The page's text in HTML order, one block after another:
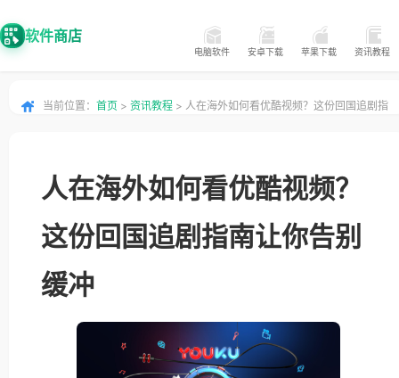
软件商店
电脑软件 安卓下载 苹果下载 资讯教程
当前位置： 首页 > 资讯教程 > 人在海外如何看优酷视频？这份回国追剧指
人在海外如何看优酷视频？
这份回国追剧指南让你告别
缓冲